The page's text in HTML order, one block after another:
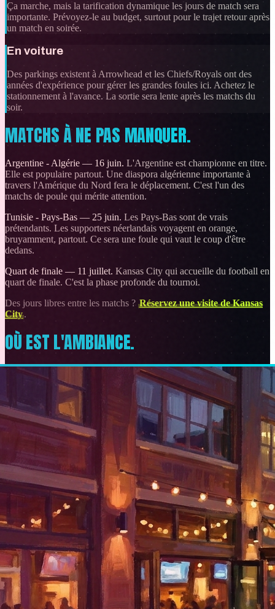
Ça marche, mais la tarification dynamique les jours de match sera
importante. Prévoyez-le au budget, surtout pour le trajet retour après
un match en soirée.
En voiture
Des parkings existent à Arrowhead et les Chiefs/Royals ont des
années d'expérience pour gérer les grandes foules ici. Achetez le
stationnement à l'avance. La sortie sera lente après les matchs du
soir.
MATCHS À NE PAS MANQUER.
Argentine - Algérie — 16 juin. L'Argentine est championne en titre.
Elle est populaire partout. Une diaspora algérienne importante à
travers l'Amérique du Nord fera le déplacement. C'est l'un des
matchs de poule qui mérite attention.
Tunisie - Pays-Bas — 25 juin. Les Pays-Bas sont de vrais
prétendants. Les supporters néerlandais voyagent en orange,
bruyamment, partout. Ce sera une foule qui vaut le coup d'être
dedans.
Quart de finale — 11 juillet. Kansas City qui accueille du football en
quart de finale. C'est la phase profonde du tournoi.
Des jours libres entre les matchs ? Réservez une visite de Kansas
City.
OÙ EST L'AMBIANCE.